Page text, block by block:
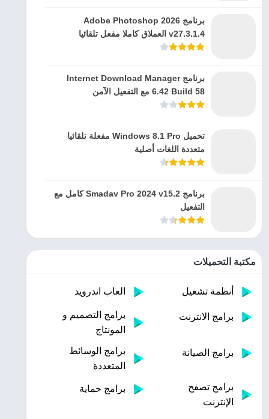
برنامج Adobe Photoshop 2026
v27.3.1.4 العملاق كاملا مفعل تلقائيا
برنامج Internet Download Manager
6.42 Build 58 مع التفعيل الآمن
تحميل Windows 8.1 Pro مفعلة تلقائيا
متعددة اللغات أصلية
برنامج Smadav Pro 2024 v15.2 كامل مع
التفعيل
مكتبة التحميلات
أنظمة تشغيل العاب اندرويد
برامج الانترنت
برامج التصميم و
المونتاج
برامج الصيانة
برامج الوسائط
المتعددة
برامج تصفح
الإنترنت
برامج حماية